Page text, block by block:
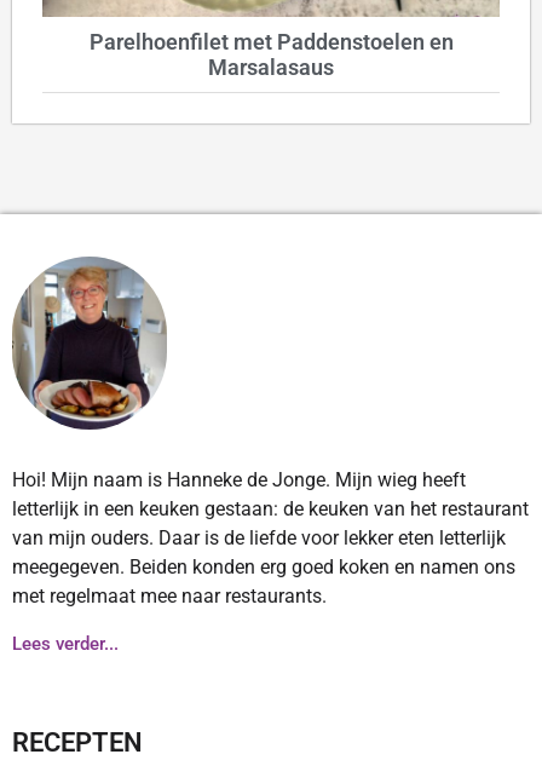
Parelhoenfilet met Paddenstoelen en
Marsalasaus
Hoi! Mijn naam is Hanneke de Jonge. Mijn wieg heeft
letterlijk in een keuken gestaan: de keuken van het restaurant
van mijn ouders. Daar is de liefde voor lekker eten letterlijk
meegegeven. Beiden konden erg goed koken en namen ons
met regelmaat mee naar restaurants.
Lees verder...
RECEPTEN